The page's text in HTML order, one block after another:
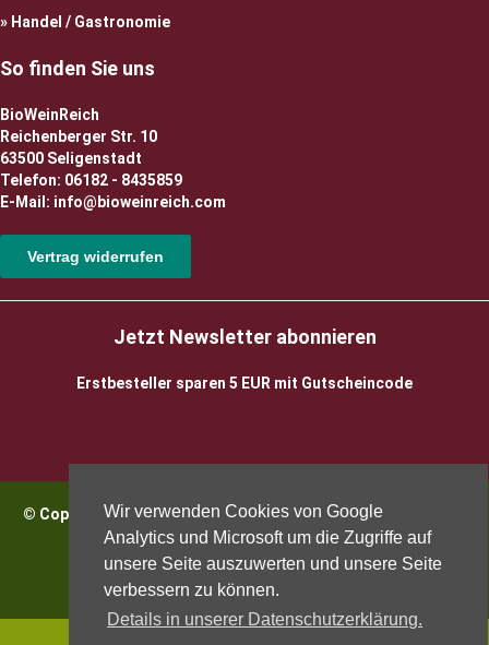
Wir verwenden Cookies von Google
Analytics und Microsoft um die Zugriffe auf
unsere Seite auszuwerten und unsere Seite
verbessern zu können.
Details in unserer Datenschutzerklärung.
Handel / Gastronomie
So finden Sie uns
BioWeinReich
Reichenberger Str. 10
63500 Seligenstadt
Telefon: 06182 - 8435859
E-Mail: info@bioweinreich.com
Vertrag widerrufen
Jetzt Newsletter abonnieren
Erstbesteller sparen 5 EUR mit Gutscheincode
© Copyright 2026 BioWeinReich. Alle Rechte vorbehalten |
Impressum